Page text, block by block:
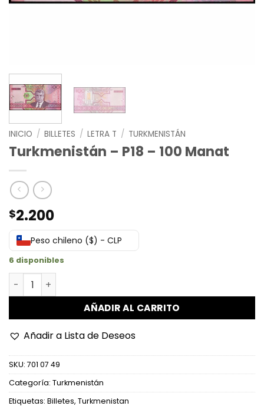
INICIO / BILLETES / LETRA T / TURKMENISTÁN
Turkmenistán – P18 – 100 Manat
$2.200
Peso chileno ($) - CLP
6 disponibles
Turkmenistán - P18 - 100 Manat cantidad
AÑADIR AL CARRITO
Añadir a Lista de Deseos
SKU: 701 07 49
Categoría: Turkmenistán
Etiquetas: Billetes, Turkmenistan